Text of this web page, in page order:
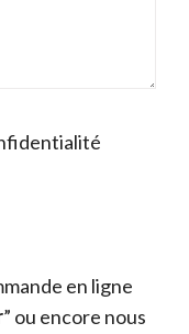
en ligne
” ou encore nous